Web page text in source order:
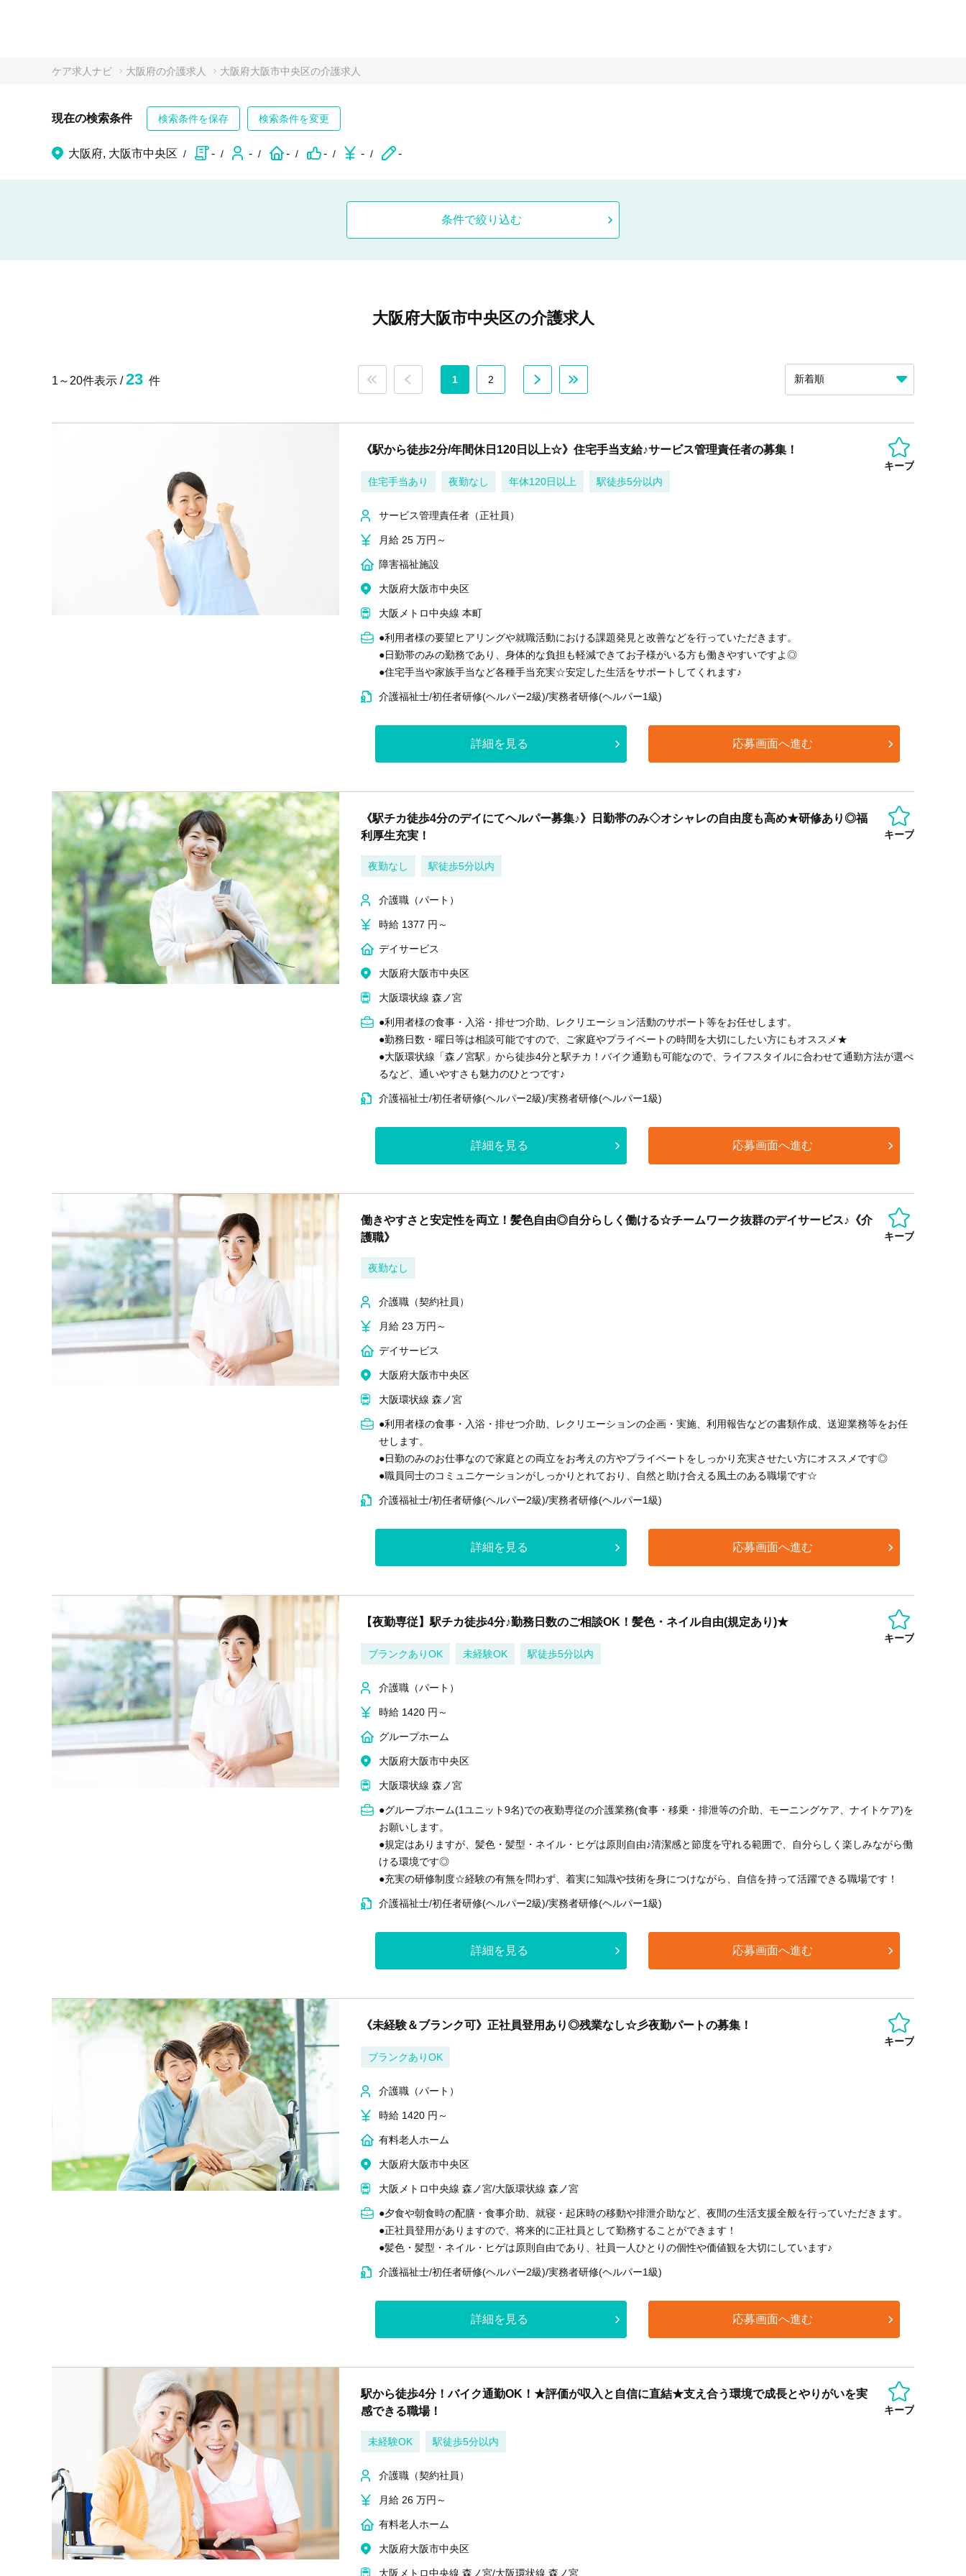
ケア求人ナビ 大阪府の介護求人 大阪府大阪市中央区の介護求人
現在の検索条件 検索条件を保存 検索条件を変更
大阪府, 大阪市中央区 - - - - - -
条件で絞り込む
大阪府大阪市中央区の介護求人
1～20件表示 /23 件 1 2
《駅から徒歩2分/年間休日120日以上☆》住宅手当支給♪サービス管理責任者の募集！
キープ
住宅手当あり
夜勤なし 年休120日以上 駅徒歩5分以内
サービス管理責任者（正社員）
月給 25 万円～
障害福祉施設
大阪府大阪市中央区
大阪メトロ中央線 本町
●利用者様の要望ヒアリングや就職活動における課題発見と改善などを行っていただきます。
●日勤帯のみの勤務であり、身体的な負担も軽減できてお子様がいる方も働きやすいですよ◎
●住宅手当や家族手当など各種手当充実☆安定した生活をサポートしてくれます♪
介護福祉士/初任者研修(ヘルパー2級)/実務者研修(ヘルパー1級)
詳細を見る 応募画面へ進む
《駅チカ徒歩4分のデイにてヘルパー募集♪》日勤帯のみ◇オシャレの自由度も高め★研修あり◎福
利厚生充実！
キープ
夜勤なし 駅徒歩5分以内
介護職（パート）
時給 1377 円～
デイサービス
大阪府大阪市中央区
大阪環状線 森ノ宮
●利用者様の食事・入浴・排せつ介助、レクリエーション活動のサポート等をお任せします。
●勤務日数・曜日等は相談可能ですので、ご家庭やプライベートの時間を大切にしたい方にもオススメ★
●大阪環状線「森ノ宮駅」から徒歩4分と駅チカ！バイク通勤も可能なので、ライフスタイルに合わせて通勤方法が選べ
るなど、通いやすさも魅力のひとつです♪
介護福祉士/初任者研修(ヘルパー2級)/実務者研修(ヘルパー1級)
詳細を見る 応募画面へ進む
働きやすさと安定性を両立！髪色自由◎自分らしく働ける☆チームワーク抜群のデイサービス♪《介
護職》
キープ
夜勤なし
介護職（契約社員）
月給 23 万円～
デイサービス
大阪府大阪市中央区
大阪環状線 森ノ宮
●利用者様の食事・入浴・排せつ介助、レクリエーションの企画・実施、利用報告などの書類作成、送迎業務等をお任
せします。
●日勤のみのお仕事なので家庭との両立をお考えの方やプライベートをしっかり充実させたい方にオススメです◎
●職員同士のコミュニケーションがしっかりとれており、自然と助け合える風土のある職場です☆
介護福祉士/初任者研修(ヘルパー2級)/実務者研修(ヘルパー1級)
詳細を見る 応募画面へ進む
【夜勤専従】駅チカ徒歩4分♪勤務日数のご相談OK！髪色・ネイル自由(規定あり)★
キープ
ブランクありOK
未経験OK 駅徒歩5分以内
介護職（パート）
時給 1420 円～
グループホーム
大阪府大阪市中央区
大阪環状線 森ノ宮
●グループホーム(1ユニット9名)での夜勤専従の介護業務(食事・移乗・排泄等の介助、モーニングケア、ナイトケア)を
お願いします。
●規定はありますが、髪色・髪型・ネイル・ヒゲは原則自由♪清潔感と節度を守れる範囲で、自分らしく楽しみながら働
ける環境です◎
●充実の研修制度☆経験の有無を問わず、着実に知識や技術を身につけながら、自信を持って活躍できる職場です！
介護福祉士/初任者研修(ヘルパー2級)/実務者研修(ヘルパー1級)
詳細を見る 応募画面へ進む
《未経験＆ブランク可》正社員登用あり◎残業なし☆彡夜勤パートの募集！
キープ
ブランクありOK
介護職（パート）
時給 1420 円～
有料老人ホーム
大阪府大阪市中央区
大阪メトロ中央線 森ノ宮/大阪環状線 森ノ宮
●夕食や朝食時の配膳・食事介助、就寝・起床時の移動や排泄介助など、夜間の生活支援全般を行っていただきます。
●正社員登用がありますので、将来的に正社員として勤務することができます！
●髪色・髪型・ネイル・ヒゲは原則自由であり、社員一人ひとりの個性や価値観を大切にしています♪
介護福祉士/初任者研修(ヘルパー2級)/実務者研修(ヘルパー1級)
詳細を見る 応募画面へ進む
駅から徒歩4分！バイク通勤OK！★評価が収入と自信に直結★支え合う環境で成長とやりがいを実
感できる職場！
キープ
未経験OK 駅徒歩5分以内
介護職（契約社員）
月給 26 万円～
有料老人ホーム
大阪府大阪市中央区
大阪メトロ中央線 森ノ宮/大阪環状線 森ノ宮